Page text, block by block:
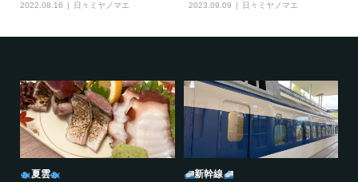
2022.08.16 日々ミヤノマエ 2023.09.09 日々ミヤノマエ
夏雲 新幹線